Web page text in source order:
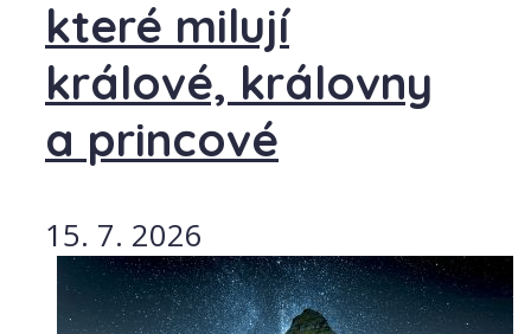
které milují
králové, královny
a princové
15. 7. 2026